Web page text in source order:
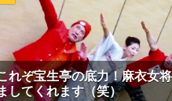
れぞ宝生亭の底力！麻衣女
してくれます（笑）